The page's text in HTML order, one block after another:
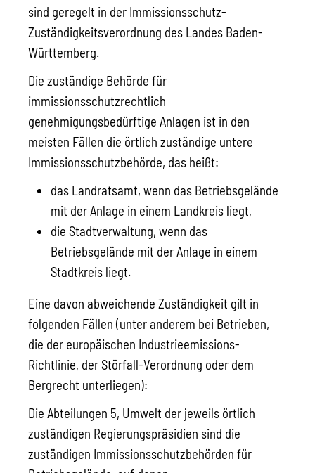
sind geregelt in der Immissionsschutz-
Zuständigkeitsverordnung des Landes Baden-
Württemberg.
Die zuständige Behörde für
immissionsschutzrechtlich
genehmigungsbedürftige Anlagen ist in den
meisten Fällen die örtlich zuständige untere
Immissionsschutzbehörde, das heißt:
das Landratsamt, wenn das Betriebsgelände
mit der Anlage in einem Landkreis liegt,
die Stadtverwaltung, wenn das
Betriebsgelände mit der Anlage in einem
Stadtkreis liegt.
Eine davon abweichende Zuständigkeit gilt in
folgenden Fällen (unter anderem bei Betrieben,
die der europäischen Industrieemissions-
Richtlinie, der Störfall-Verordnung oder dem
Bergrecht unterliegen):
Die Abteilungen 5, Umwelt der jeweils örtlich
zuständigen Regierungspräsidien sind die
zuständigen Immissionsschutzbehörden für